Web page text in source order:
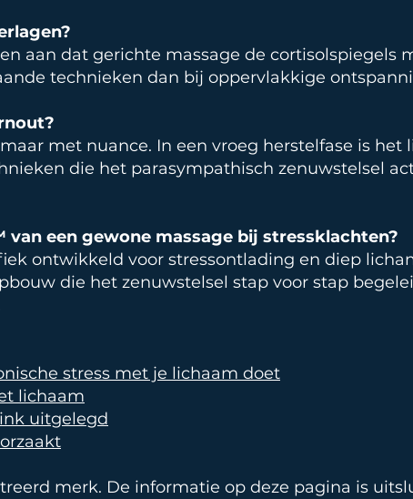
aan dat gerichte massage de cortisolspiegels
technieken dan bij oppervlakkige
met nuance. In een vroeg herstelfase is het
die het parasympathisch zenuwstelsel
van een gewone massage bij stressklachten?
ontwikkeld voor stressontlading en diep
die het zenuwstelsel stap voor stap
stress met je lichaam doet
lichaam
uitgelegd
merk. De informatie op deze pagina is